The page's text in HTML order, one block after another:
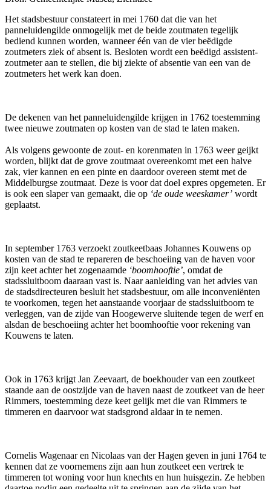
Het stadsbestuur constateert in mei 1760 dat die van het
panneluidengilde onmogelijk met de beide zoutmaten tegelijk
bediend kunnen worden, wanneer één van de vier beëdigde
zoutmeters ziek of absent is. Besloten wordt een beëdigd assistent-
zoutmeter aan te stellen, die bij ziekte of absentie van een van de
zoutmeters het werk kan doen.
De dekenen van het panneluidengilde krijgen in 1762 toestemming
twee nieuwe zoutmaten op kosten van de stad te laten maken.
Als volgens gewoonte de zout- en korenmaten in 1763 weer geijkt
worden, blijkt dat de grove zoutmaat overeenkomt met een halve
zak, vier kannen en een pinte en daardoor overeen stemt met de
Middelburgse zoutmaat. Deze is voor dat doel expres opgemeten. Er
is ook een slaper van gemaakt, die op ‘de oude weeskamer’ wordt
geplaatst.
In september 1763 verzoekt zoutkeetbaas Johannes Kouwens op
kosten van de stad te repareren de beschoeiing van de haven voor
zijn keet achter het zogenaamde ‘boomhooftie’, omdat de
stadssluitboom daaraan vast is. Naar aanleiding van het advies van
de stadsdirecteuren besluit het stadsbestuur, om alle inconveniënten
te voorkomen, tegen het aanstaande voorjaar de stadssluitboom te
verleggen, van de zijde van Hoogewerve sluitende tegen de werf en
alsdan de beschoeiing achter het boomhooftie voor rekening van
Kouwens te laten.
Ook in 1763 krijgt Jan Zeevaart, de boekhouder van een zoutkeet
staande aan de oostzijde van de haven naast de zoutkeet van de heer
Rimmers, toestemming deze keet gelijk met die van Rimmers te
timmeren en daarvoor wat stadsgrond aldaar in te nemen.
Cornelis Wagenaar en Nicolaas van der Hagen geven in juni 1764 te
kennen dat ze voornemens zijn aan hun zoutkeet een vertrek te
timmeren tot woning voor hun knechts en hun huisgezin. Ze hebben